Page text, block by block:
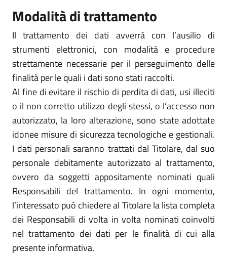
Modalità di trattamento
Il trattamento dei dati avverrà con l’ausilio di
strumenti elettronici, con modalità e procedure
strettamente necessarie per il perseguimento delle
finalità per le quali i dati sono stati raccolti.
Al fine di evitare il rischio di perdita di dati, usi illeciti
o il non corretto utilizzo degli stessi, o l’accesso non
autorizzato, la loro alterazione, sono state adottate
idonee misure di sicurezza tecnologiche e gestionali.
I dati personali saranno trattati dal Titolare, dal suo
personale debitamente autorizzato al trattamento,
ovvero da soggetti appositamente nominati quali
Responsabili del trattamento. In ogni momento,
l’interessato può chiedere al Titolare la lista completa
dei Responsabili di volta in volta nominati coinvolti
nel trattamento dei dati per le finalità di cui alla
presente informativa.